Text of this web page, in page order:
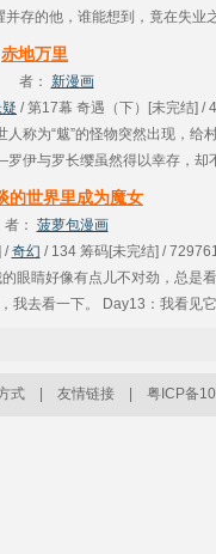
存的他，谁能想到，竟在失业
这种皮肉生意…… 她，偷了师父
赤地万里
： 新漫画
/ 第17幕 奇遇（下）[未完结] /
称为“魃”的怪物突然出现，给
伊与罗长缨虽然得以幸存，却
的却是层层迷雾与绝望，以及仅
的世界里成为魔女
： 菠萝包漫画
/奇幻 / 134 筹码[未完结] /
眼睛好像有点儿不对劲，总是
我去看一下。 Day13：我看见
式 友情链接 粤ICP备